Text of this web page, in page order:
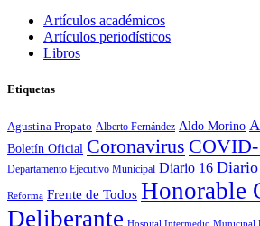
Artículos académicos
Artículos periodísticos
Libros
Etiquetas
Agustina Propato Alberto Fernández Aldo Morino
Boletín Oficial Coronavirus
Departamento Ejecutivo Municipal Diario 16
Reforma Frente de Todos Honorable
Deliberante Hospital Intermedio Municipal